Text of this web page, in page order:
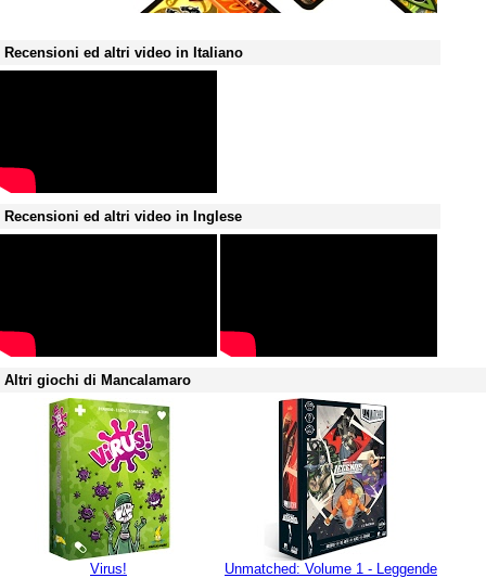
Recensioni ed altri video in Italiano
Recensioni ed altri video in Inglese
Altri giochi di Mancalamaro
Virus! Unmatched: Volume 1 - Leggende